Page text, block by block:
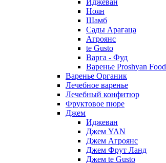
Иджеван
Ноян
Шамб
Сады Арагаца
Агроянс
te Gusto
Варга - Фуд
Варенье Proshyan Food
Варенье Органик
Лечебное варенье
Лечебный конфитюр
Фруктовое пюре
Джем
Иджеван
Джем YAN
Джем Агроянс
Джем Фрут Ланд
Джем te Gusto